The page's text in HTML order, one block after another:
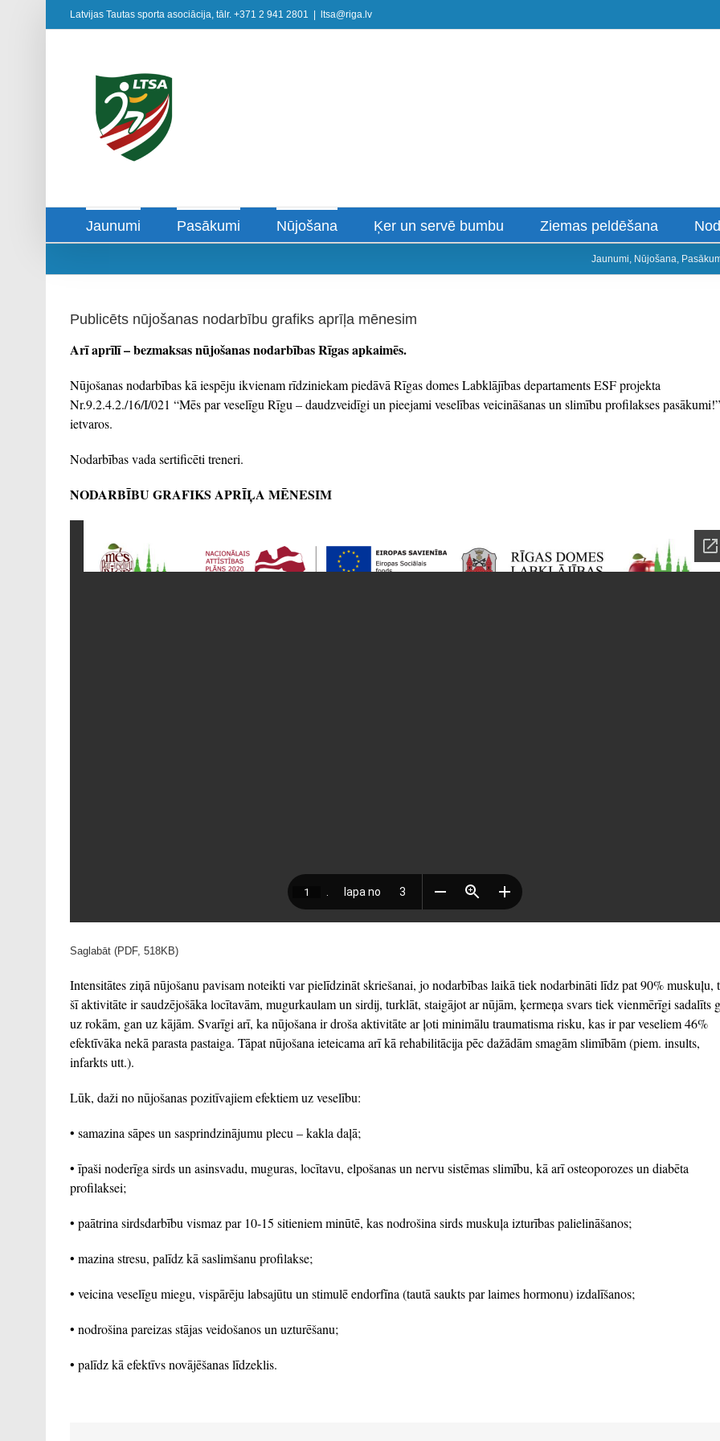
Latvijas Tautas sporta asociācija, tālr. +371 2 941 2801 ltsa@riga.lv
Jaunumi Pasākumi Nūjošana Ķer un servē bumbu Ziemas peldēšana
Jaunumi, Nūjošana,
Publicēts nūjošanas nodarbību grafiks aprīļa mēnesim
Arī aprīlī – bezmaksas nūjošanas nodarbības Rīgas apkaimēs.
Nūjošanas nodarbības kā iespēju ikvienam rīdziniekam piedāvā Rīgas domes Labklājības departaments ESF projekta
Nr.9.2.4.2./16/I/021 “Mēs par veselīgu Rīgu – daudzveidīgi un pieejami veselības veicināšanas un slimību profilakses pasākumi!”
ietvaros.
Nodarbības vada sertificēti treneri.
NODARBĪBU GRAFIKS APRĪĻA MĒNESIM
Saglabāt (PDF, 518KB)
Intensitātes ziņā nūjošanu pavisam noteikti var pielīdzināt skriešanai, jo nodarbības laikā tiek nodarbināti līdz pat 90% muskuļu,
šī aktivitāte ir saudzējošāka locītavām, mugurkaulam un sirdij, turklāt, staigājot ar nūjām, ķermeņa svars tiek vienmērīgi sadalīts
uz rokām, gan uz kājām. Svarīgi arī, ka nūjošana ir droša aktivitāte ar ļoti minimālu traumatisma risku, kas ir par veseliem 46%
efektīvāka nekā parasta pastaiga. Tāpat nūjošana ieteicama arī kā rehabilitācija pēc dažādām smagām slimībām (piem. insults,
infarkts utt.).
Lūk, daži no nūjošanas pozitīvajiem efektiem uz veselību:
• samazina sāpes un sasprindzinājumu plecu – kakla daļā;
• īpaši noderīga sirds un asinsvadu, muguras, locītavu, elpošanas un nervu sistēmas slimību, kā arī osteoporozes un diabēta
profilaksei;
• paātrina sirdsdarbību vismaz par 10-15 sitieniem minūtē, kas nodrošina sirds muskuļa izturības palielināšanos;
• mazina stresu, palīdz kā saslimšanu profilakse;
• veicina veselīgu miegu, vispārēju labsajūtu un stimulē endorfīna (tautā saukts par laimes hormonu) izdalīšanos;
• nodrošina pareizas stājas veidošanos un uzturēšanu;
• palīdz kā efektīvs novājēšanas līdzeklis.